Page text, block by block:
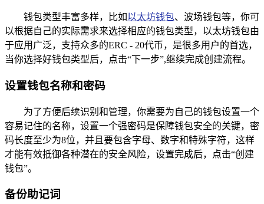
钱包类型丰富多样，比如以太坊钱包、波场钱包等，你可
以根据自己的实际需求来选择相应的钱包类型，以太坊钱包由
于应用广泛，支持众多的ERC - 20代币，是很多用户的首选，
当你选择好钱包类型后，点击“下一步”,继续完成创建流程。
设置钱包名称和密码
为了方便后续识别和管理，你需要为自己的钱包设置一个
容易记住的名称，设置一个强密码是保障钱包安全的关键，密
码长度至少为8位，并且要包含字母、数字和特殊字符，这样
才能有效抵御各种潜在的安全风险，设置完成后，点击“创建
钱包”。
备份助记词